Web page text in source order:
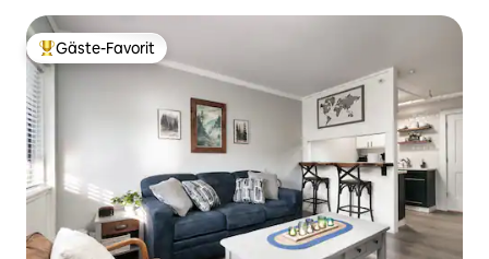
Beliebter Gäste-Favorit.
Gäste-Favorit